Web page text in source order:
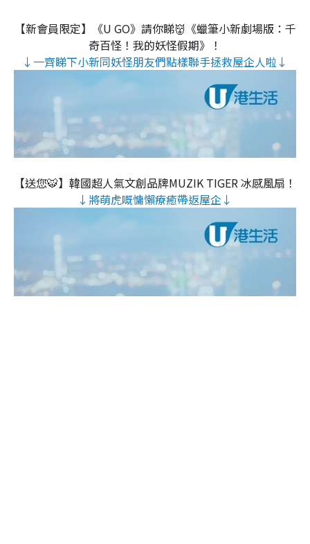
【新會員限定】《U GO》請你睇👹《蠟筆小新劇場版：千
奇百怪！我的妖怪假期》！
↓一齊睇下小新同妖怪朋友們點樣聯手拯救屋企人啦↓
【送您🐯】韓國超人氣文創品牌MUZIK TIGER 冰感風扇！
↓將萌虎嘅慵懶療癒帶返屋企↓